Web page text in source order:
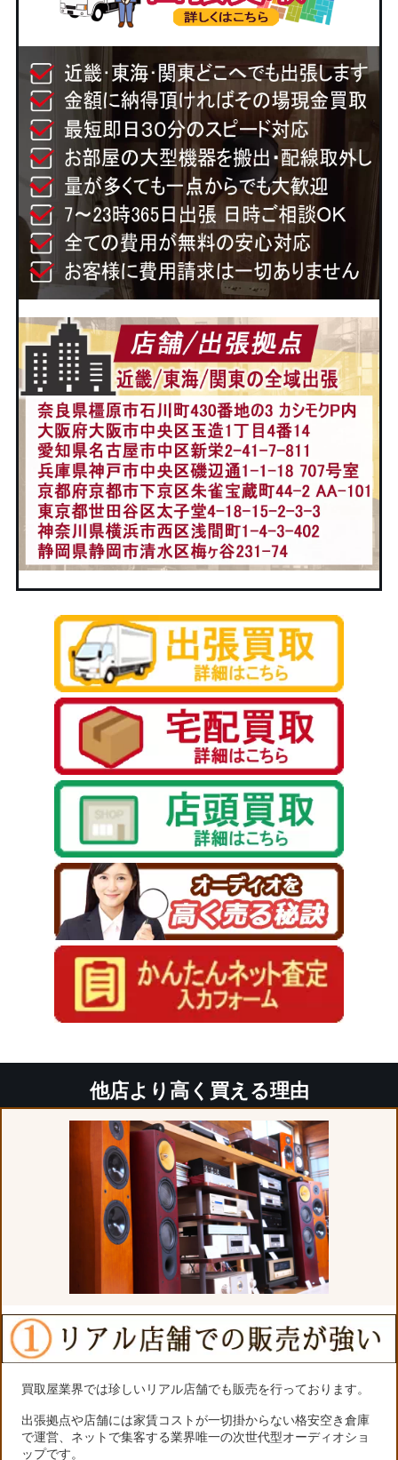
他店より高く買える理由
買取屋業界では珍しいリアル店舗でも販売を行っております。
出張拠点や店舗には家賃コストが一切掛からない格安空き倉庫
で運営、ネットで集客する業界唯一の次世代型オーディオショ
ップです。